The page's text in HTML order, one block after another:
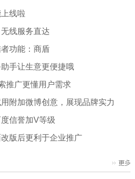
线啦
线服务直达
功能：商盾
手让生意更便捷哦
推广更懂用户需求
附加微博创意，展现品牌实力
信誉加V等级
版后更利于企业推广